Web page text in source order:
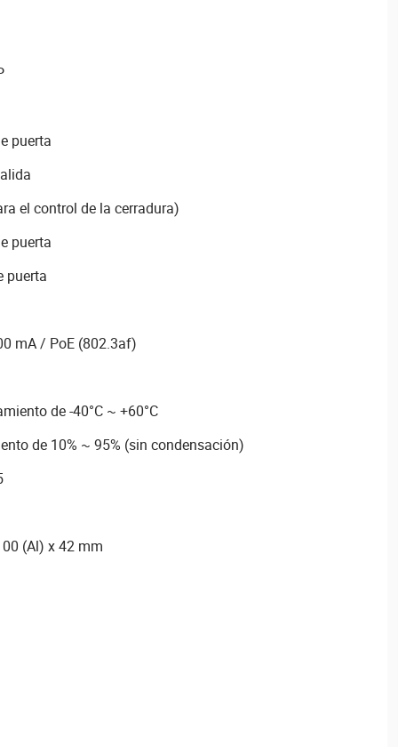
puerta
el control de la cerradura)
puerta
puerta
mA / PoE (802.3af)
de -40°C ~ +60°C
de 10% ~ 95% (sin condensación)
(Al) x 42 mm